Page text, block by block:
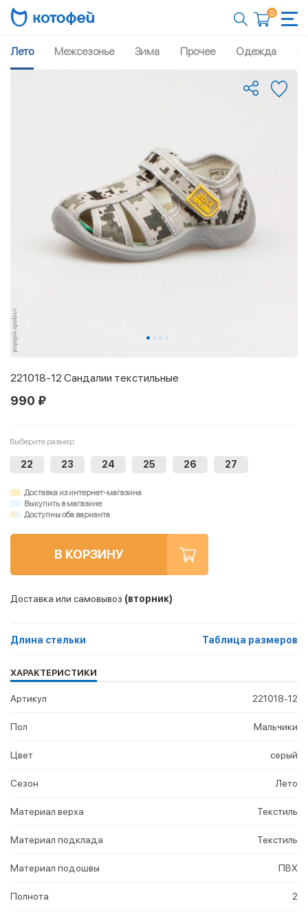
0
Лето Межсезонье Зима Прочее Одежда
221018-12 Сандалии текстильные
990 ₽
Выберите размер
22 23 24 25 26 27
Доставка из интернет-магазина
Выкупить в магазине
Доступны оба варианта
В КОРЗИНУ
Доставка или самовывоз (вторник)
Длина стельки Таблица размеров
ХАРАКТЕРИСТИКИ
Артикул 221018-12
Пол Мальчики
Цвет серый
Сезон Лето
Материал верха Текстиль
Материал подклада Текстиль
Материал подошвы ПВХ
Полнота 2